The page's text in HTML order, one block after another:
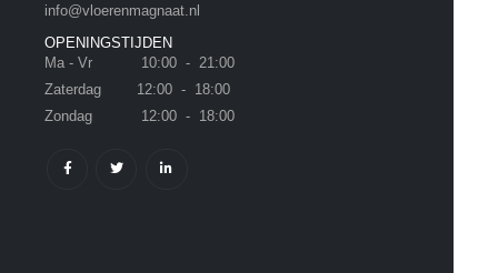
info@vloerenmagnaat.nl
OPENINGSTIJDEN
Ma - Vr 10:00 - 21:00
Zaterdag 12:00 - 18:00
Zondag 12:00 - 18:00